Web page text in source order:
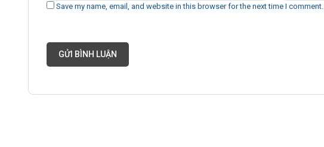
Save my name, email, and website in this browser for the next time I comment.